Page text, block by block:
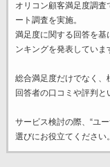
オリコン顧客満足度調
ート調査を実施。
満足度に関する回答を基
ンキングを発表していま
総合満足度だけでなく、
回答者の口コミや評判と
サービス検討の際、“ユ
選びにお役立てください。